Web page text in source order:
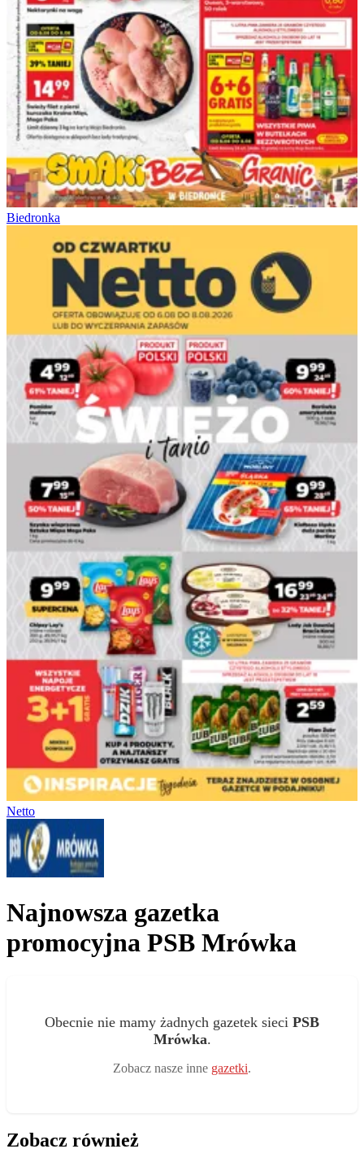
Biedronka
Netto
Najnowsza gazetka
promocyjna PSB Mrówka
Obecnie nie mamy żadnych gazetek sieci PSB
Mrówka.
Zobacz nasze inne gazetki.
Zobacz również